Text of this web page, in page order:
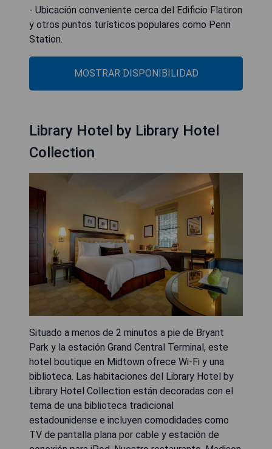
- Ubicación conveniente cerca del Edificio Flatiron
y otros puntos turísticos populares como Penn
Station.
MOSTRAR DISPONIBILIDAD
Library Hotel by Library Hotel
Collection
Situado a menos de 2 minutos a pie de Bryant
Park y la estación Grand Central Terminal, este
hotel boutique en Midtown ofrece Wi-Fi y una
biblioteca. Las habitaciones del Library Hotel by
Library Hotel Collection están decoradas con el
tema de una biblioteca tradicional
estadounidense e incluyen comodidades como
TV de pantalla plana por cable y estación de